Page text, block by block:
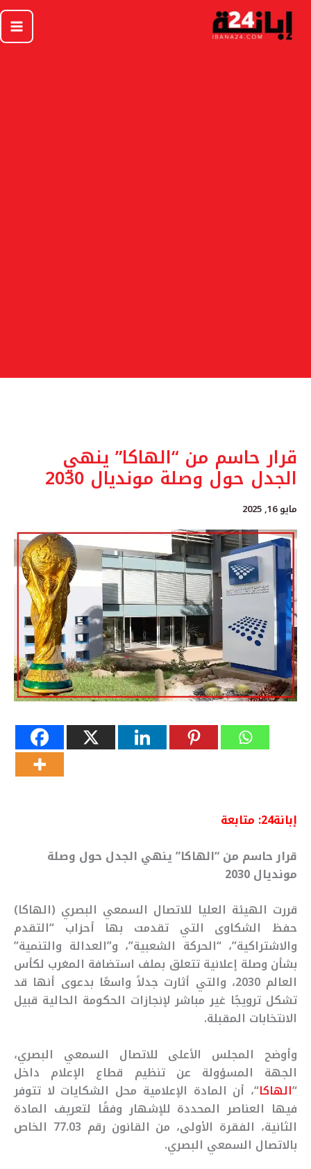
تخطي
المحتوى
قرار حاسم من “الهاكا” ينهي
الجدل حول وصلة مونديال 2030
مايو 16, 2025
إبانة24: متابعة
قرار حاسم من “الهاكا” ينهي الجدل حول وصلة
مونديال 2030
قررت الهيئة العليا للاتصال السمعي البصري (الهاكا)
حفظ الشكاوى التي تقدمت بها أحزاب “التقدم
والاشتراكية”، “الحركة الشعبية”، و”العدالة والتنمية”
بشأن وصلة إعلانية تتعلق بملف استضافة المغرب لكأس
العالم 2030، والتي أثارت جدلاً واسعًا بدعوى أنها قد
تشكل ترويجًا غير مباشر لإنجازات الحكومة الحالية قبيل
الانتخابات المقبلة.
وأوضح المجلس الأعلى للاتصال السمعي البصري،
الجهة المسؤولة عن تنظيم قطاع الإعلام داخل
“الهاكا“، أن المادة الإعلامية محل الشكايات لا تتوفر
فيها العناصر المحددة للإشهار وفقًا لتعريف المادة
الثانية، الفقرة الأولى، من القانون رقم 77.03 الخاص
بالاتصال السمعي البصري.